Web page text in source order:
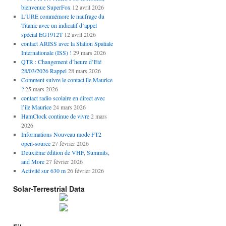
bienvenue SuperFox 12 avril 2026
L’URE commémore le naufrage du
Titanic avec un indicatif d’appel
spécial EG1912T 12 avril 2026
contact ARISS avec la Station Spatiale
Internationale (ISS) ! 29 mars 2026
QTR : Changement d’heure d’Eté
28/03/2026 Rappel 28 mars 2026
Comment suivre le contact île Maurice
? 25 mars 2026
contact radio scolaire en direct avec
l’île Maurice 24 mars 2026
HamClock continue de vivre 2 mars
2026
Informations Nouveau mode FT2
open-source 27 février 2026
Deuxième édition de VHF, Summits,
and More 27 février 2026
Activité sur 630 m 26 février 2026
Solar-Terrestrial Data